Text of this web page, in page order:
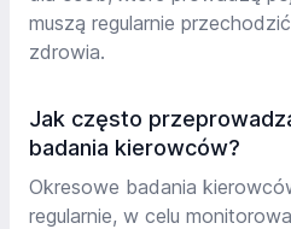
muszą regularnie
zdrowia.
Jak często
badania kierowców?
Okresowe badania
regularnie, w celu